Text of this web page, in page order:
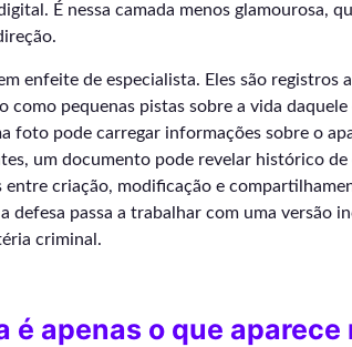
É nessa camada menos glamourosa,
enfeite de especialista. Eles são registros
como pequenas pistas sobre a vida
foto pode carregar informações sobre o
um documento pode revelar histórico de
criação, modificação e
defesa passa a trabalhar com uma versão
criminal.
apenas o que aparece